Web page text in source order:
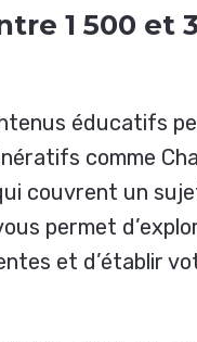
1 500 et
éducatifs
comme
couvrent un
permet
et d’établir